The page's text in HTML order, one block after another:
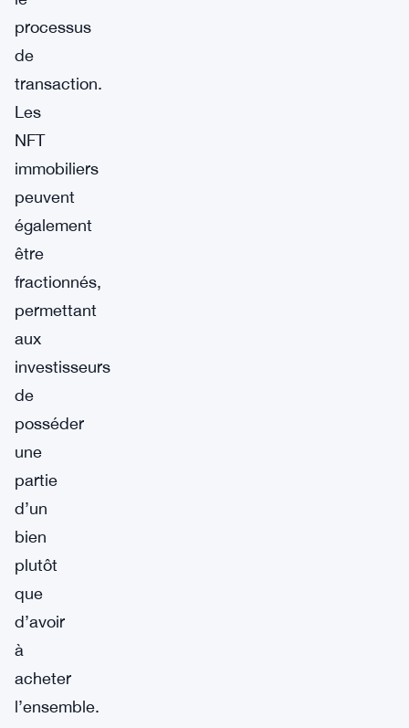
processus
de
transaction.
Les
NFT
immobiliers
peuvent
également
être
fractionnés,
permettant
aux
investisseurs
de
posséder
une
partie
d’un
bien
plutôt
que
d’avoir
à
acheter
l’ensemble.